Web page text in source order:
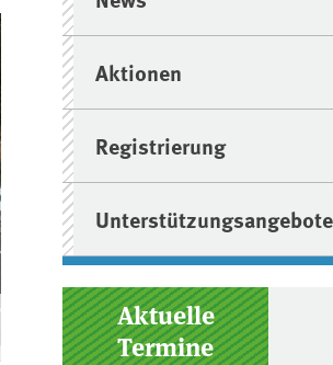
Aktionen
Registrierung
Unterstützungsangebote
Aktuelle
Termine